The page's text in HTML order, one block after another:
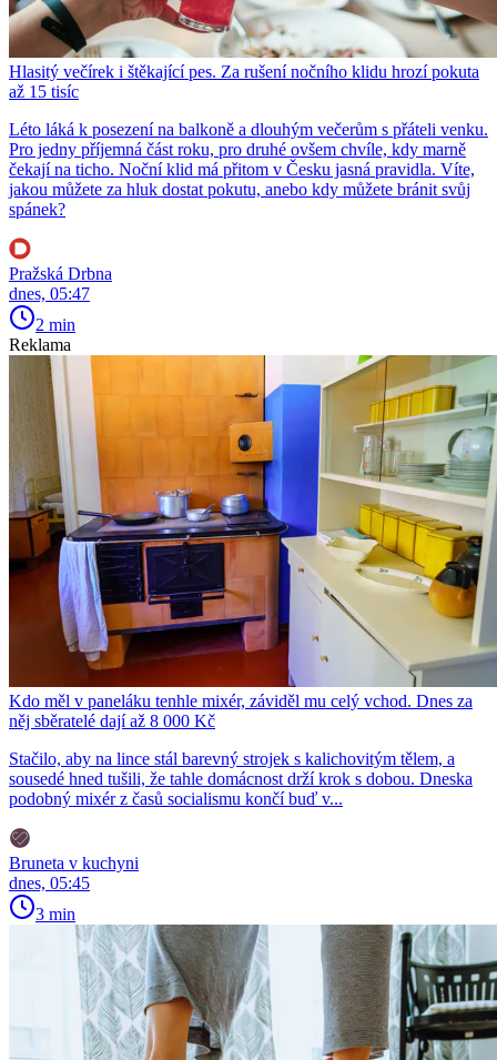
Hlasitý večírek i štěkající pes. Za rušení nočního klidu hrozí pokuta
až 15 tisíc
Léto láká k posezení na balkoně a dlouhým večerům s přáteli venku.
Pro jedny příjemná část roku, pro druhé ovšem chvíle, kdy marně
čekají na ticho. Noční klid má přitom v Česku jasná pravidla. Víte,
jakou můžete za hluk dostat pokutu, anebo kdy můžete bránit svůj
spánek?
Pražská Drbna
dnes, 05:47
2 min
Reklama
Kdo měl v paneláku tenhle mixér, záviděl mu celý vchod. Dnes za
něj sběratelé dají až 8 000 Kč
Stačilo, aby na lince stál barevný strojek s kalichovitým tělem, a
sousedé hned tušili, že tahle domácnost drží krok s dobou. Dneska
podobný mixér z časů socialismu končí buď v...
Bruneta v kuchyni
dnes, 05:45
3 min